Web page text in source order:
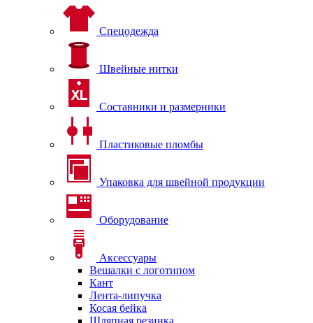
Спецодежда
Швейные нитки
Составники и размерники
Пластиковые пломбы
Упаковка для швейной продукции
Оборудование
Аксессуары
Вешалки с логотипом
Кант
Лента-липучка
Косая бейка
Шляпная резинка